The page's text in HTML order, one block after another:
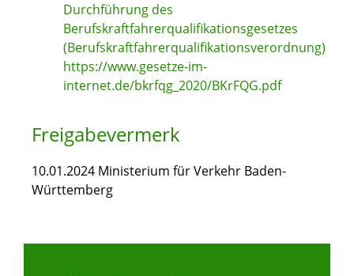
Durchführung des
Berufskraftfahrerqualifikationsgesetzes
(Berufskraftfahrerqualifikationsverordnung)
https://www.gesetze-im-
internet.de/bkrfqg_2020/BKrFQG.pdf
Freigabevermerk
10.01.2024 Ministerium für Verkehr Baden-
Württemberg